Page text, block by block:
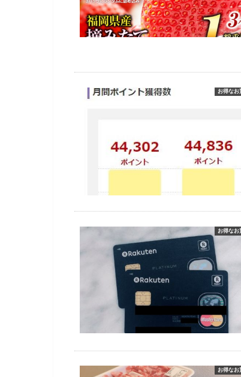
お得なお
お得なお
お得なお